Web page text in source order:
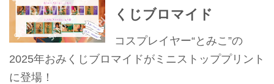
くじブロマイド
コスプレイヤー“とみこ”の
2025年おみくじブロマイドがミニストッププリント
に登場！